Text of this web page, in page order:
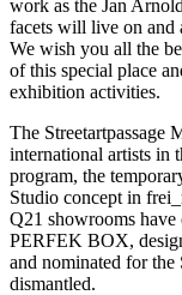
work as the Jan
facets will live on and
We wish you all the
of this special place
exhibition activities.
The Streetartpassage
international artists in
program, the
Studio concept in
Q21 showrooms
PERFEK BOX,
and nominated for the
dismantled.